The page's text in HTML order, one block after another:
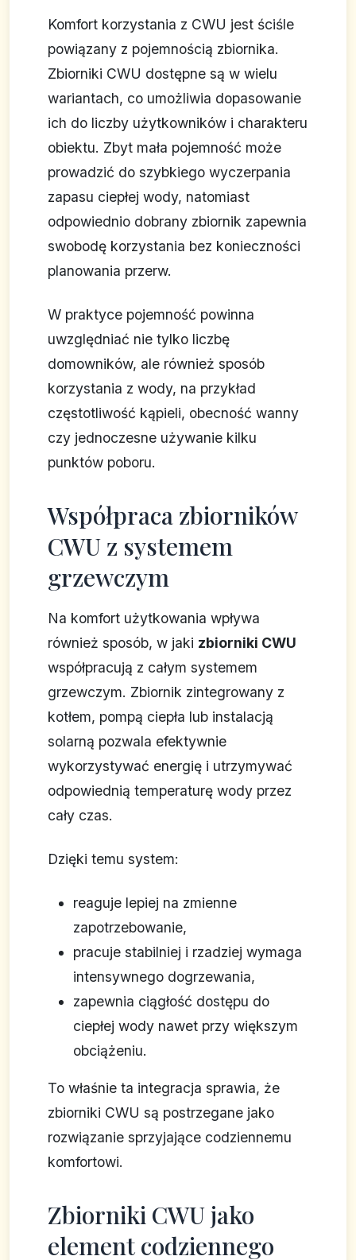
Komfort korzystania z CWU jest ściśle
powiązany z pojemnością zbiornika.
Zbiorniki CWU dostępne są w wielu
wariantach, co umożliwia dopasowanie
ich do liczby użytkowników i charakteru
obiektu. Zbyt mała pojemność może
prowadzić do szybkiego wyczerpania
zapasu ciepłej wody, natomiast
odpowiednio dobrany zbiornik zapewnia
swobodę korzystania bez konieczności
planowania przerw.
W praktyce pojemność powinna
uwzględniać nie tylko liczbę
domowników, ale również sposób
korzystania z wody, na przykład
częstotliwość kąpieli, obecność wanny
czy jednoczesne używanie kilku
punktów poboru.
Współpraca zbiorników
CWU z systemem
grzewczym
Na komfort użytkowania wpływa
również sposób, w jaki zbiorniki CWU
współpracują z całym systemem
grzewczym. Zbiornik zintegrowany z
kotłem, pompą ciepła lub instalacją
solarną pozwala efektywnie
wykorzystywać energię i utrzymywać
odpowiednią temperaturę wody przez
cały czas.
Dzięki temu system:
reaguje lepiej na zmienne
zapotrzebowanie,
pracuje stabilniej i rzadziej wymaga
intensywnego dogrzewania,
zapewnia ciągłość dostępu do
ciepłej wody nawet przy większym
obciążeniu.
To właśnie ta integracja sprawia, że
zbiorniki CWU są postrzegane jako
rozwiązanie sprzyjające codziennemu
komfortowi.
Zbiorniki CWU jako
element codziennego